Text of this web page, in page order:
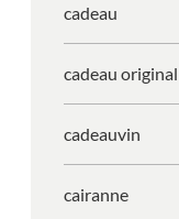
cadeau
cadeau original
cadeauvin
cairanne